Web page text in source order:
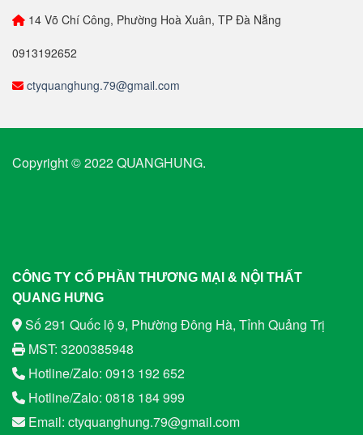
14 Võ Chí Công, Phường Hoà Xuân, TP Đà Nẵng
0913192652
ctyquanghung.79@gmail.com
Copyright © 2022 QUANGHUNG.
CÔNG TY CỔ PHẦN THƯƠNG MẠI & NỘI THẤT
QUANG HƯNG
Số 291 Quốc lộ 9, Phường Đông Hà, Tỉnh Quảng Trị
MST: 3200385948
Hotline/Zalo: 0913 192 652
Hotline/Zalo: 0818 184 999
Email: ctyquanghung.79@gmail.com